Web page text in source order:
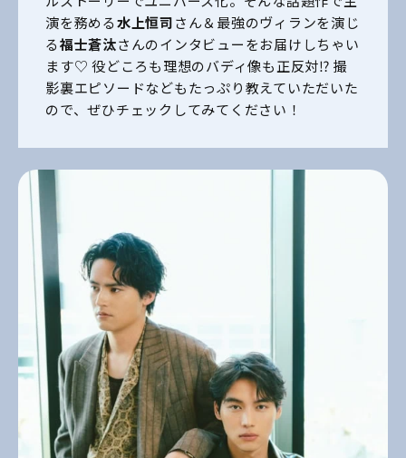
演を務める水上恒司さん＆最強のヴィランを演じ
る福士蒼汰さんのインタビューをお届けしちゃい
ます♡ 役どころも理想のバディ像も正反対⁉ 撮
影裏エピソードなどもたっぷり教えていただいた
ので、ぜひチェックしてみてください！